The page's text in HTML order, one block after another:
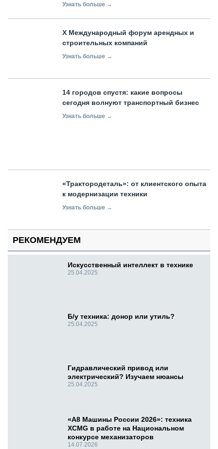
Узнать больше →
X Международный форум арендных и
строительных компаний
Узнать больше →
14 городов спустя: какие вопросы
сегодня волнуют транспортный бизнес
Узнать больше →
«Трактородеталь»: от клиентского опыта
к модернизации техники
Узнать больше →
РЕКОМЕНДУЕМ
Искусственный интеллект в технике
25.04.2025
Б/у техника: донор или утиль?
25.04.2025
Гидравлический привод или
электрический? Изучаем нюансы
25.04.2025
«А8 Машины России 2026»: техника
XCMG в работе на Национальном
конкурсе механизаторов
14.07.2026